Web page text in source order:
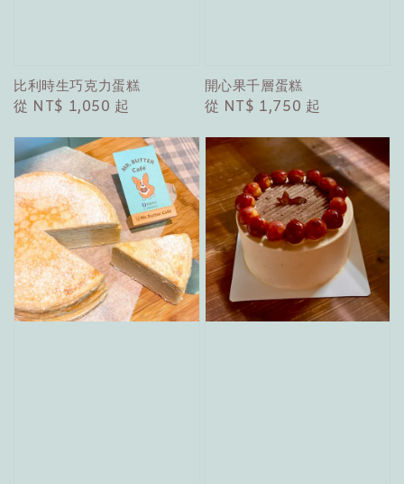
比利時生巧克力蛋糕
Regular
從 NT$ 1,050 起
開心果千層蛋糕
Regular
從 NT$ 1,750 起